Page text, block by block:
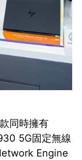
同時擁有
5G固定無線
Engine